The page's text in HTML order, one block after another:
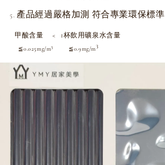
產品經過嚴格加測 符合專業環保標準
甲酸含量 < 1杯飲用礦泉水含量
≦0.025mg/m3 ≦0.9mg/m3